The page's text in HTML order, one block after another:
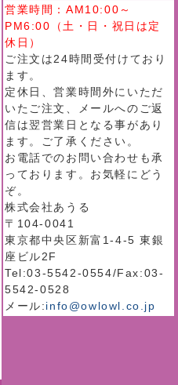
営業時間：AM10:00～
PM6:00（土・日・祝日は定
休日）
ご注文は24時間受付けており
ます。
定休日、営業時間外にいただ
いたご注文、メールへのご返
信は翌営業日となる事があり
ます。ご了承ください。
お電話でのお問い合わせも承
っております。お気軽にどう
ぞ。
株式会社あうる
〒104-0041
東京都中央区新富1-4-5 東銀
座ビル2F
Tel:03-5542-0554/Fax:03-
5542-0528
メール:info@owlowl.co.jp